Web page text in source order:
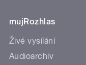
mujRozhlas
Živé vysílání
Audioarchiv